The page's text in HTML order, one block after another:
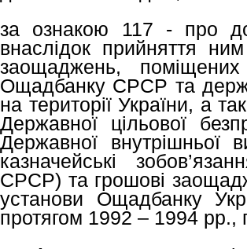
за ознакою 117 - про
внаслідок прийняття
заощаджень,
Ощадбанку СРСР та
на території України, а
Державної цільової
Державної внутрішньої
казначейські
СРСР) та грошові
установи Ощадбанку
протягом 1992 – 1994 рр.,